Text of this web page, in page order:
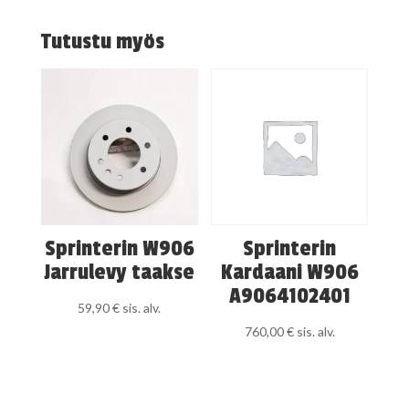
Tutustu myös
Sprinterin W906
Jarrulevy taakse
59,90€ sis. alv.
Sprinterin
Kardaani W906
A9064102401
760,00€ sis. alv.